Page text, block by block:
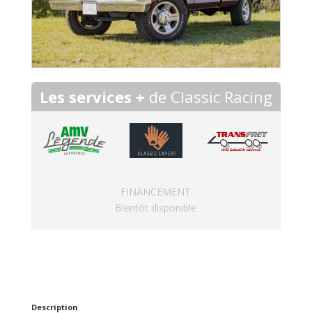
Les services + de Classic Racing
FINANCEMENT
Bientôt disponible
Description